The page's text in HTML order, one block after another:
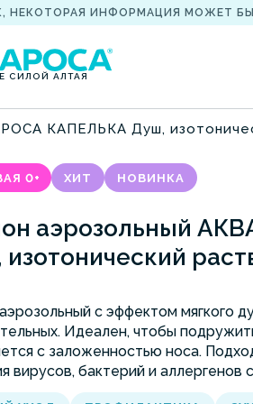
НЕКОТОРАЯ ИНФОРМАЦИЯ МОЖЕТ
СИЛОЙ АЛТАЯ
КАПЕЛЬКА Душ,
0+ ХИТ НОВИНКА
аэрозольный
с эффектом мягкого
Идеален, чтобы
с заложенностью носа.
вирусов, бактерий и аллергенов